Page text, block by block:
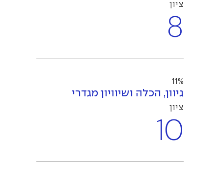
ציון
8
11%
גיוון, הכלה ושיוויון מגדרי
ציון
10